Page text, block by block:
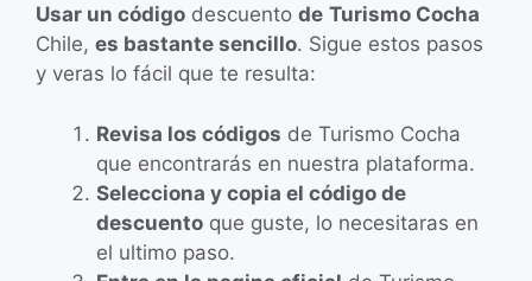
Usar un código descuento de Turismo Cocha
Chile, es bastante sencillo. Sigue estos pasos
y veras lo fácil que te resulta:
Revisa los códigos de Turismo Cocha
que encontrarás en nuestra plataforma.
Selecciona y copia el código de
descuento que guste, lo necesitaras en
el ultimo paso.